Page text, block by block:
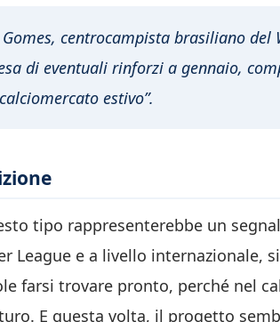
Gomes, centrocampista brasiliano
di eventuali rinforzi a gennaio,
estivo”.
tipo rappresenterebbe un
League e a livello internazionale,
farsi trovare pronto, perché nel
E questa volta, il progetto